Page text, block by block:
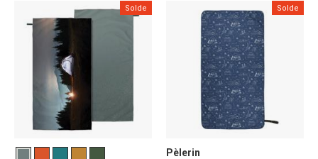
Solde Solde
Pèlerin